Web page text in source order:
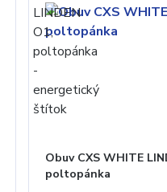
Obuv CXS WHITE
poltopánka